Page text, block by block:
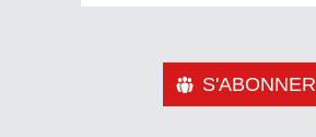
S'ABONNER